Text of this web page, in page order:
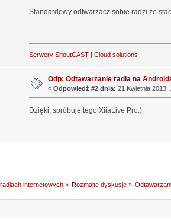
Standardowy odtwarzacz sobie radzi ze
Serwery ShoutCAST| Cloud solutions
Odp: Odtawarzanie radia na
« Odpowiedź #2 dnia: 21 Kwietnia 2013,
Dzięki, spróbuje tego XiiaLive Pro:)
internetowych» Rozmaite dyskusje»